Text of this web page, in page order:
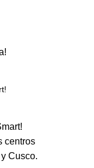
centros
Cusco.